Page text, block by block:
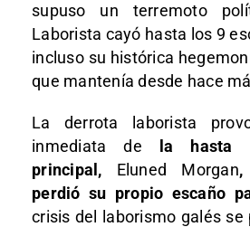
supuso un terremoto
Laborista cayó hasta los 9
incluso su histórica
que mantenía desde hace
La derrota laborista
inmediata de
la hasta
principal, Eluned Morgan,
perdió su propio escaño
crisis del laborismo galés se